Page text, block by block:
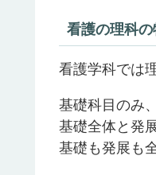
看護の理科の
看護学科では
基礎科目のみ、
基礎全体と発
基礎も発展も